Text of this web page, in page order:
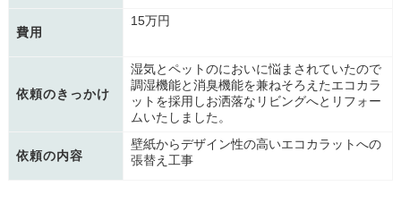
費用
15万円
依頼のきっかけ
湿気とペットのにおいに悩まされていたので
調湿機能と消臭機能を兼ねそろえたエコカラ
ットを採用しお洒落なリビングへとリフォー
ムいたしました。
依頼の内容
壁紙からデザイン性の高いエコカラットへの
張替え工事